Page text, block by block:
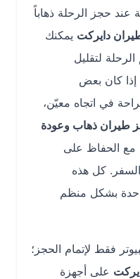
الرحلة ذهاباً
يمكنك
لتقليل
بعض
اتجاه معيّن،
ذهاب وعودة
على
كل هذه
منظم
لإتمام الحجز؛
أجهزة